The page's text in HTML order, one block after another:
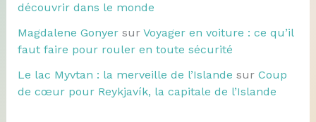
découvrir dans le monde
Magdalene Gonyersur Voyager en voiture : ce qu’il
faut faire pour rouler en toute sécurité
Le lac Myvtan : la merveille de l’Islande sur Coup
de cœur pour Reykjavík, la capitale de l’Islande